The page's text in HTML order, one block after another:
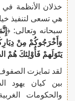
خذلان الأنظمة في
هي تسعى لتنفيذ
سبحانه وتعالى: ﴿
وَأَخْرَجُوكُمْ مِنْ
يَتَوَلَهمْ فَأُوْلِئكَ هُمْ
لقد تمايزت
بين كيان يهود
والحكومات